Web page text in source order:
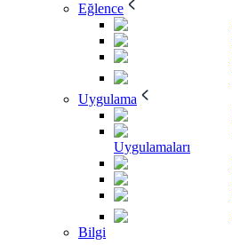
Eğlence
Uygulama
Uygulamaları
Bilgi